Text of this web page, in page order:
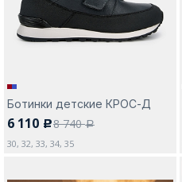
Ботинки детские КРОС-Д
6 110 c8 740a
30, 32, 33, 34, 35